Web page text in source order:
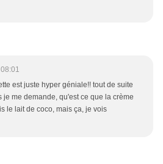
est juste hyper géniale!! tout de suite
je me demande, qu'est ce que la crème
le lait de coco, mais ça, je vois